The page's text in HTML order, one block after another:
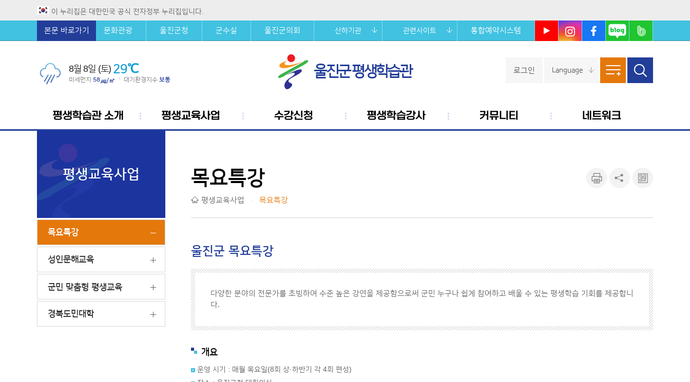
이 누리집은 대한민국 공식 전자정부 누리집입니다.
본문 바로가기 문화관광 울진군청 군수실 울진군의회 산하기관 관련사이트
통합예약시스템
페이스
북
블로그 밴드
울진군 평생학습관
8월 8일 (토) 29℃
미세먼지 58㎍/㎥ 대기환경지수 보통
로그인 Language
평생학습관 소개 평생교육사업 수강신청 평생학습강사 커뮤니티 네트워크
평생교육사업
목요특강
성인문해교육
군민 맞춤형 평생교육
경북도민대학
목요특강
평생교육사업 목요특강
울진군 목요특강
다양한 분야의 전문가를 초빙하여 수준 높은 강연을 제공함으로써 군민 누구나 쉽게 참여하고 배울 수 있는 평생학습 기회를 제공합니
다.
개요
운영 시기 : 매월 목요일(8회 상·하반기 각 4회 편성)